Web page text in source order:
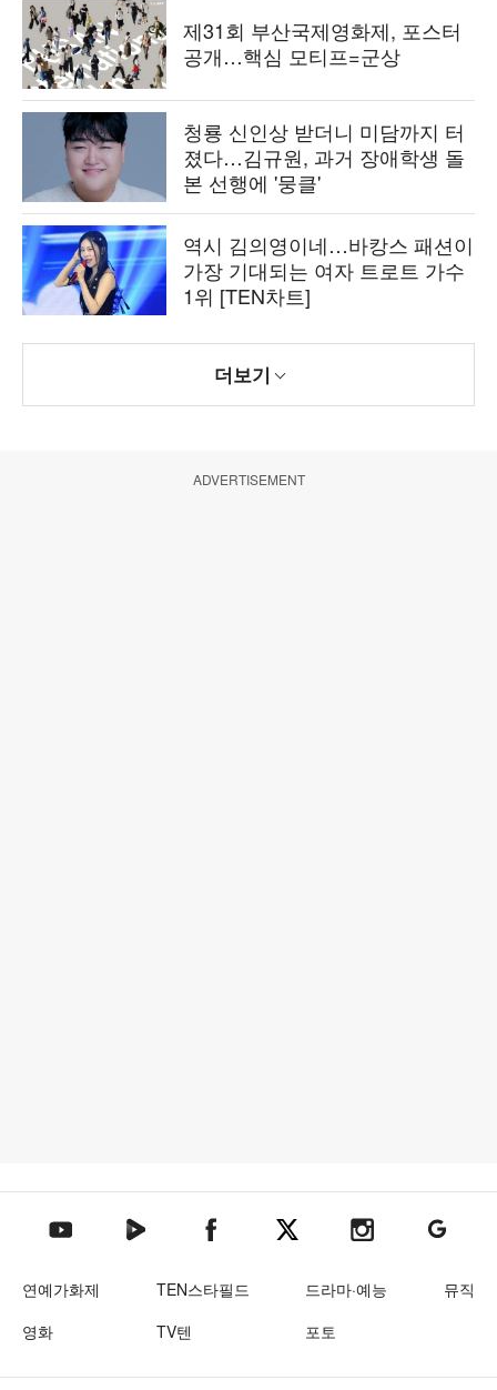
제31회 부산국제영화제, 포스터
공개…핵심 모티프=군상
청룡 신인상 받더니 미담까지 터
졌다…김규원, 과거 장애학생 돌
본 선행에 '뭉클'
역시 김의영이네…바캉스 패션이
가장 기대되는 여자 트로트 가수
1위 [TEN차트]
더보기
ADVERTISEMENT
텐아시아 유튜브텐아시아 네이버TV텐아시아 페이스북텐아시아 엑스텐아시아 인스타그램
텐아시아
연예가화제 TEN스타필드 드라마·예능
뮤직
영화
TV텐 포토